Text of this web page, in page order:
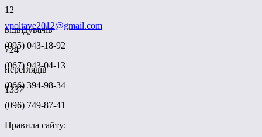
12
відвідувачів
724
переглядів
1337
vpoltave2012@gmail.com
(095) 043-18-92
(067) 943-04-13
(066) 394-98-34
(096) 749-87-41
Правила сайту: